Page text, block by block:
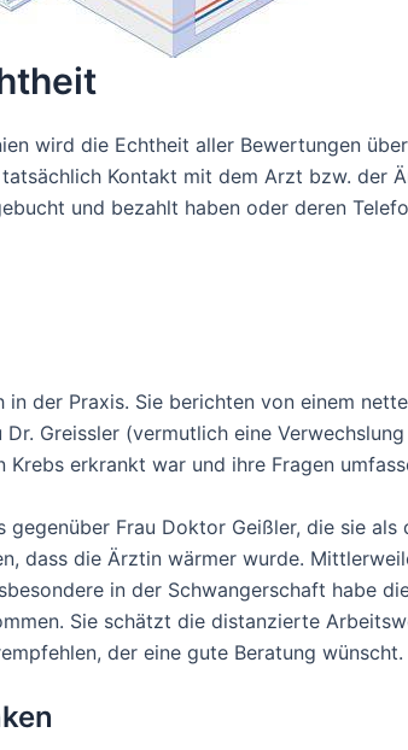
wird die Echtheit aller Bewertungen
Kontakt mit dem Arzt bzw. der
und bezahlt haben oder deren
der Praxis. Sie berichten von einem
Greissler (vermutlich eine
erkrankt war und ihre Fragen
Frau Doktor Geißler, die sie
dass die Ärztin wärmer wurde.
in der Schwangerschaft habe
Sie schätzt die distanzierte
der eine gute Beratung wünscht.